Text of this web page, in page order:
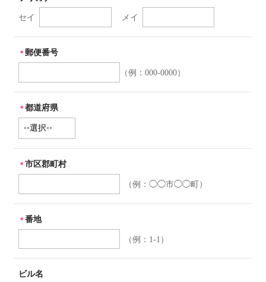
セイ メイ
＊郵便番号
（例：000-0000）
＊都道府県
＊市区郡町村
（例：◯◯市◯◯町）
＊番地
（例：1-1）
ビル名